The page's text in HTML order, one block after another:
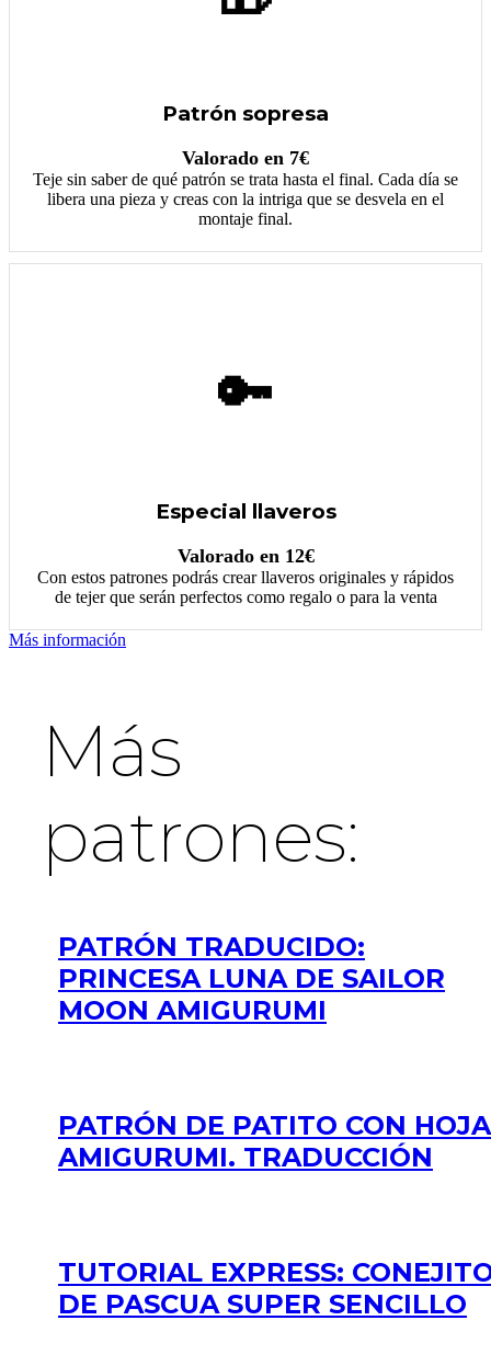
Patrón sopresa
Valorado en 7€
Teje sin saber de qué patrón se trata hasta el final. Cada día se
libera una pieza y creas con la intriga que se desvela en el
montaje final.
🔑
Especial llaveros
Valorado en 12€
Con estos patrones podrás crear llaveros originales y rápidos
de tejer que serán perfectos como regalo o para la venta
Más información
Más
patrones:
PATRÓN TRADUCIDO:
PRINCESA LUNA DE SAILOR
MOON AMIGURUMI
PATRÓN DE PATITO CON HOJA
AMIGURUMI. TRADUCCIÓN
TUTORIAL EXPRESS:
DE PASCUA SUPER SENCILLO